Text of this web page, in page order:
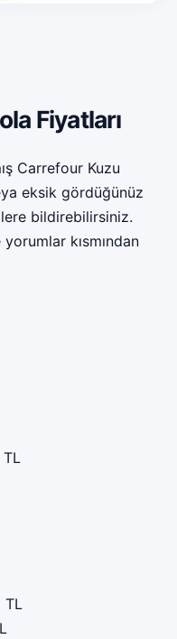
Fiyatları
Carrefour Kuzu
eksik gördüğünüz
bildirebilirsiniz.
kısmından
TL